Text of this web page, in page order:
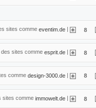
sites comme eventim.de | 8
des sites comme esprit.de 8
comme design-3000.de | 8
sites comme immowelt.de | 8